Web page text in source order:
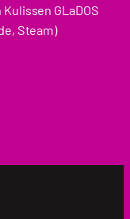
GLaDOS
Steam)